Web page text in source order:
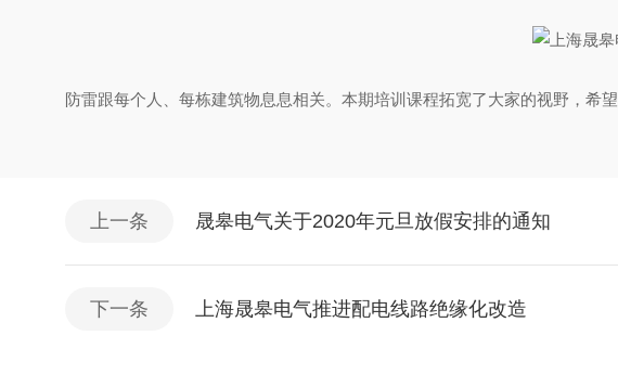
防雷跟每个人、每栋建筑物息息相关。本期培训课程拓宽了大家的视野，希
上一条 晟皋电气关于2020年元旦放假安排的通知
下一条 上海晟皋电气推进配电线路绝缘化改造